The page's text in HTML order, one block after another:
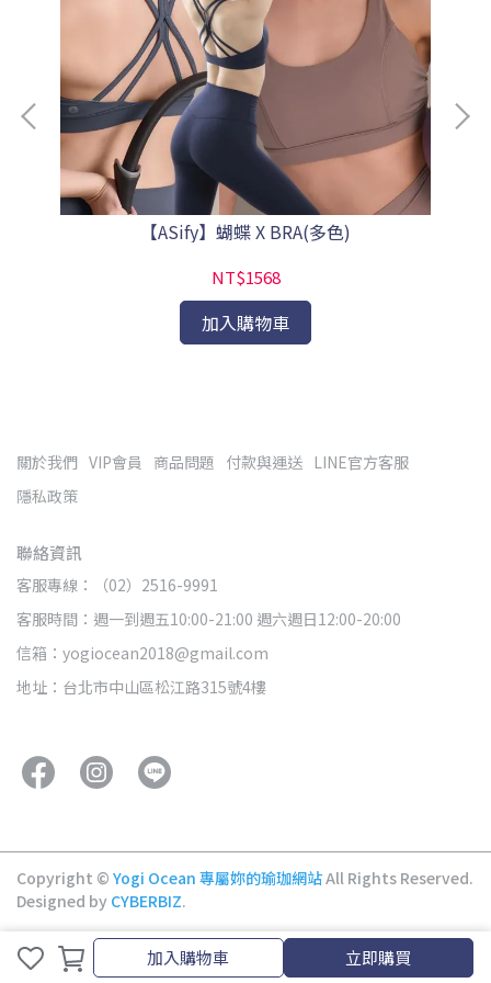
取消 完成
加入購物車 立即購買
【ASify】蝴蝶 X BRA(多色)
NT$1568
加入購物車
關於我們 VIP會員 商品問題 付款與運送 LINE官方客服
隱私政策
聯絡資訊
客服專線：（02）2516-9991
客服時間：週一到週五10:00-21:00 週六週日12:00-20:00
信箱：yogiocean2018@gmail.com
地址：台北市中山區松江路315號4樓
Copyright © Yogi Ocean 專屬妳的瑜珈網站All Rights Reserved.
Designed by CYBERBIZ.